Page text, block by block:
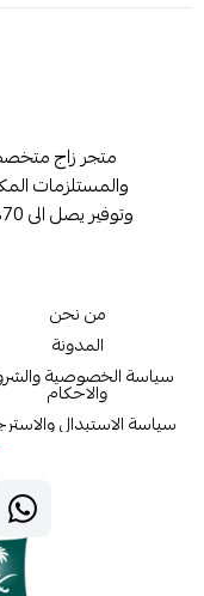
متجر زاج
والمستلزمات
من نحن
المدونة
سياسة الخصوصية
والاحكام
سياسة الاستبدال